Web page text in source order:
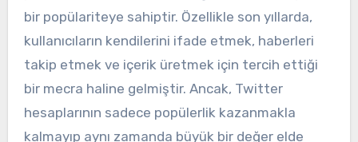
bir popülariteye sahiptir. Özellikle son yıllarda,
kullanıcıların kendilerini ifade etmek, haberleri
takip etmek ve içerik üretmek için tercih ettiği
bir mecra haline gelmiştir. Ancak, Twitter
hesaplarının sadece popülerlik kazanmakla
kalmayıp aynı zamanda büyük bir değer elde